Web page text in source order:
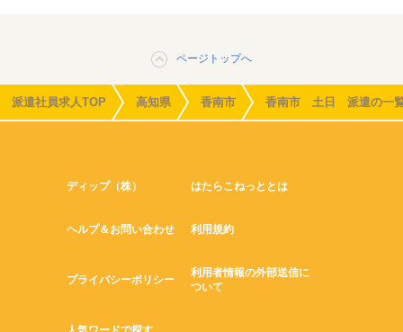
ページトップへ
派遣社員求人TOP 高知県 香南市 香南市 土日 派遣の一
ディップ（株） はたらこねっととは
ヘルプ＆お問い合わせ 利用規約
プライバシーポリシー
利用者情報の外部送信に
ついて